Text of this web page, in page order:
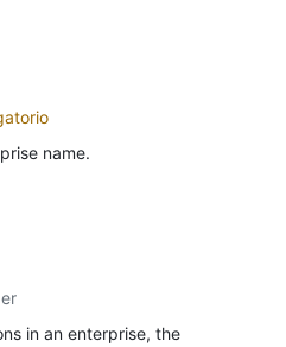
name.
in an enterprise, the